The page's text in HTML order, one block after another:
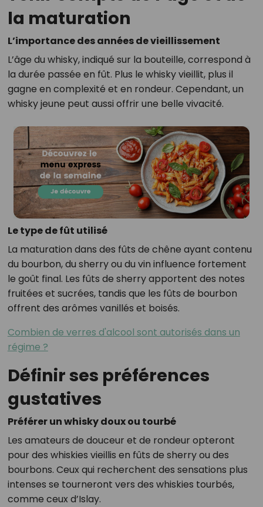
la maturation
L’importance des années de vieillissement
L’âge du whisky, indiqué sur la bouteille, correspond à
la durée passée en fût. Plus le whisky vieillit, plus il
gagne en complexité et en rondeur. Cependant, un
whisky jeune peut aussi offrir une belle vivacité.
Le type de fût utilisé
La maturation dans des fûts de chêne ayant contenu
du bourbon, du sherry ou du vin influence fortement
le goût final. Les fûts de sherry apportent des notes
fruitées et sucrées, tandis que les fûts de bourbon
offrent des arômes vanillés et boisés.
Combien de verres d'alcool sont autorisés dans un
régime ?
Définir ses préférences
gustatives
Préférer un whisky doux ou tourbé
Les amateurs de douceur et de rondeur opteront
pour des whiskies vieillis en fûts de sherry ou des
bourbons. Ceux qui recherchent des sensations plus
intenses se tourneront vers des whiskies tourbés,
comme ceux d’Islay.